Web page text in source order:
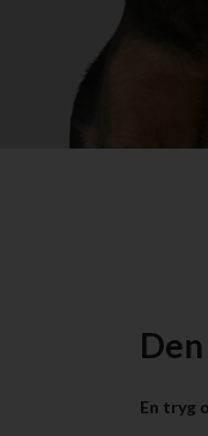
En tryg